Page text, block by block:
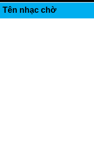
Tên nhạc chờ